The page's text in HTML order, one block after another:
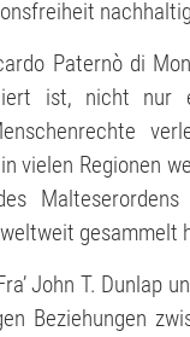
Paternò di
ist, nicht nur
vielen Regionen
gesammelt
John T. Dunlap
Beziehungen